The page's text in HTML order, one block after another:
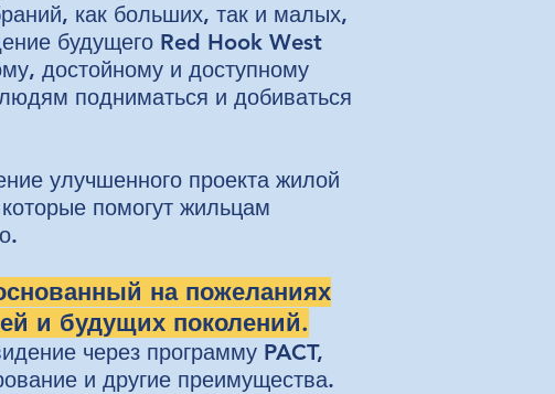
как больших, так и малых,
будущего Red Hook West
достойному и доступному
подниматься и добиваться
улучшенного проекта жилой
помогут жильцам
на пожеланиях
и будущих поколений.
через программу PACT,
и другие преимущества.